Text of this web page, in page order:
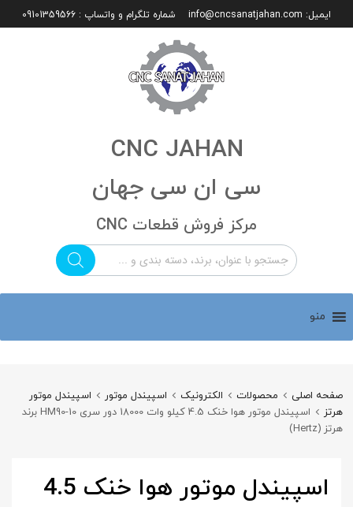
ایمیل: info@cncsanatjahan.com شماره تلگرام و واتساپ : 09101359566
CNC JAHAN
سی ان سی جهان
مرکز فروش قطعات CNC
منو
صفحه اصلی محصولات الکترونیک اسپیندل موتور
اسپیندل موتور
هرتز
اسپیندل موتور هوا خنک 4.5 کیلو وات 18000 دور سری HM90-10 برند
هرتز (Hertz)
اسپیندل موتور هوا خنک 4.5